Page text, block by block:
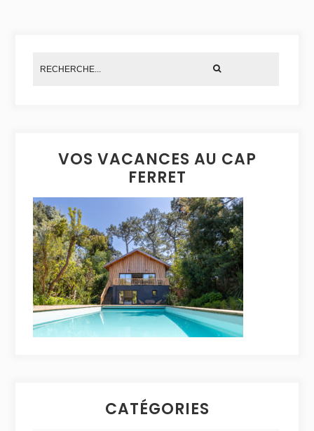
VOS VACANCES AU CAP
FERRET
CATÉGORIES